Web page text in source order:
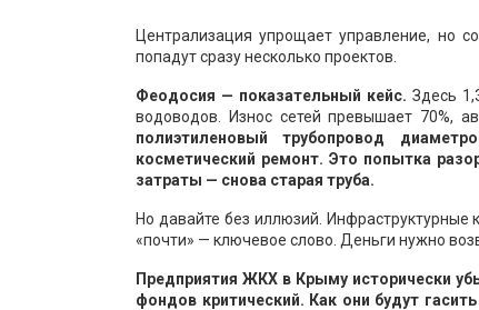
Централизация упрощает управление, но
попадут сразу несколько проектов.
Феодосия — показательный кейс. Здесь
водоводов. Износ сетей превышает 70%,
полиэтиленовый трубопровод
косметический ремонт. Это попытка
затраты — снова старая труба.
Но давайте без иллюзий.
«почти» — ключевое слово. Деньги нужно
Предприятия ЖКХ в Крыму исторически
фондов критический. Как они будут